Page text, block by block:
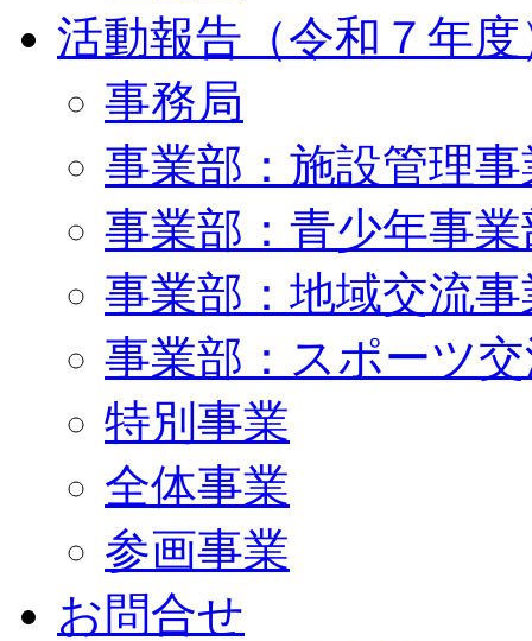
活動報告（令和７年度
事務局
事業部：施設管理
事業部：青少年事業
事業部：地域交流
事業部：スポーツ
特別事業
全体事業
参画事業
お問合せ